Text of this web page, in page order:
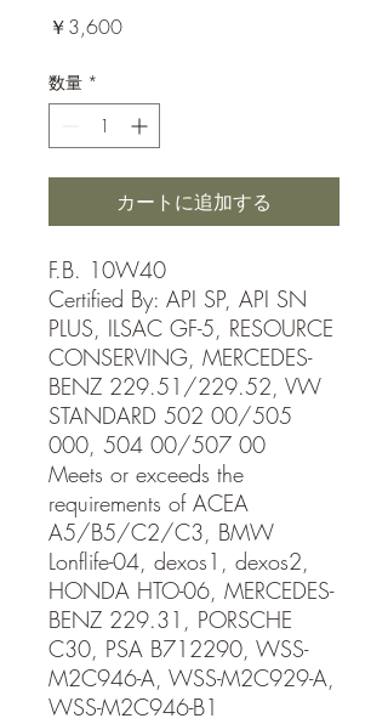
￥3,600価
数量 *
カートに追加する
F.B. 10W40
Certified By: API SP, API SN
PLUS, ILSAC GF-5, RESOURCE
CONSERVING, MERCEDES-
BENZ 229.51/229.52, VW
STANDARD 502 00/505
000, 504 00/507 00
Meets or exceeds the
requirements of ACEA
A5/B5/C2/C3, BMW
Lonflife-04, dexos1, dexos2,
HONDA HTO-06, MERCEDES-
BENZ 229.31, PORSCHE
C30, PSA B712290, WSS-
M2C946-A, WSS-M2C929-A,
WSS-M2C946-B1